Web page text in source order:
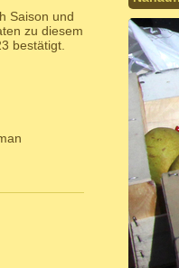
Saison und
zu diesem
bestätigt.